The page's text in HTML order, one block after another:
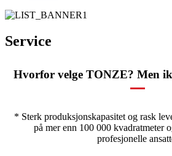
Service
Hvorfor velge TONZE? Men
* Sterk produksjonskapasitet og rask
på mer enn 100 000 kvadratmeter
profesjonelle